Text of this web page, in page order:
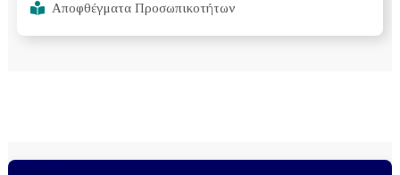
Αποφθέγματα Προσωπικοτήτων